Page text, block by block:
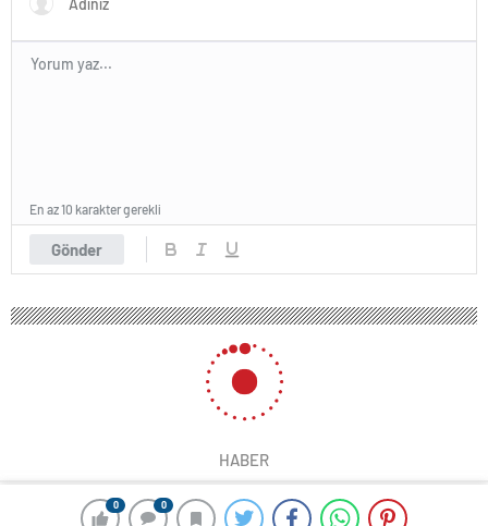
0 0
Gönder
En az 10 karakter gerekli
HABER